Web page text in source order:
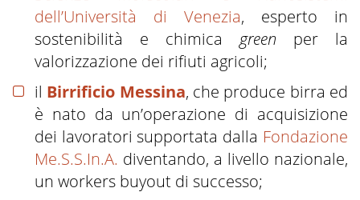
dell’Università di Venezia, esperto in
sostenibilità e chimica green per la
valorizzazione dei rifiuti agricoli;
il Birrificio Messina, che produce birra ed
è nato da un’operazione di acquisizione
dei lavoratori supportata dalla Fondazione
Me.S.S.In.A. diventando, a livello nazionale,
un workers buyout di successo;